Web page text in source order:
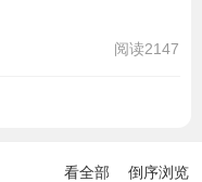
阅读2147
看全部 倒序浏览